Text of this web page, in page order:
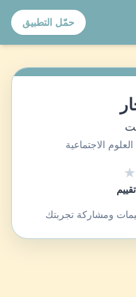
حمّل التطبيق
الاجتماعية